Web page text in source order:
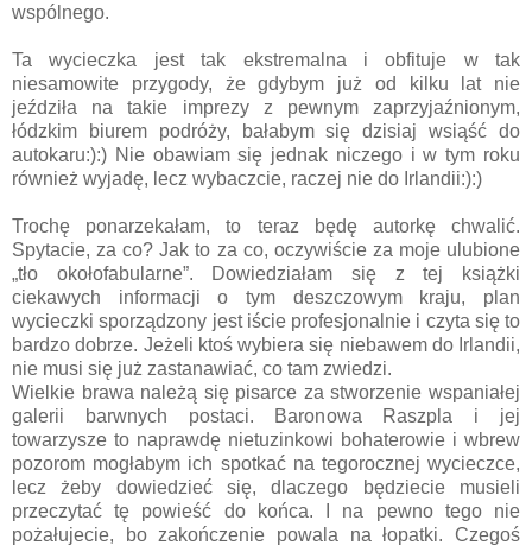
wspólnego.
Ta wycieczka jest tak ekstremalna i obfituje w tak
niesamowite przygody, że gdybym już od kilku lat nie
jeździła na takie imprezy z pewnym zaprzyjaźnionym,
łódzkim biurem podróży, bałabym się dzisiaj wsiąść do
autokaru:):) Nie obawiam się jednak niczego i w tym roku
również wyjadę, lecz wybaczcie, raczej nie do Irlandii:):)
Trochę ponarzekałam, to teraz będę autorkę chwalić.
Spytacie, za co? Jak to za co, oczywiście za moje ulubione
„tło okołofabularne”. Dowiedziałam się z tej książki
ciekawych informacji o tym deszczowym kraju, plan
wycieczki sporządzony jest iście profesjonalnie i czyta się to
bardzo dobrze. Jeżeli ktoś wybiera się niebawem do Irlandii,
nie musi się już zastanawiać, co tam zwiedzi.
Wielkie brawa należą się pisarce za stworzenie wspaniałej
galerii barwnych postaci. Baronowa Raszpla i jej
towarzysze to naprawdę nietuzinkowi bohaterowie i wbrew
pozorom mogłabym ich spotkać na tegorocznej wycieczce,
lecz żeby dowiedzieć się, dlaczego będziecie musieli
przeczytać tę powieść do końca. I na pewno tego nie
pożałujecie, bo zakończenie powala na łopatki. Czegoś